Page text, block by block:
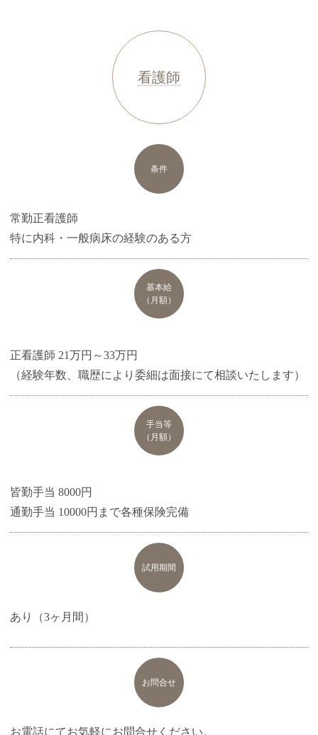
看護師
条件
常勤正看護師
特に内科・一般病床の経験のある方
基本給
（月額）
正看護師 21万円～33万円
（経験年数、職歴により委細は面接にて相談いたします）
手当等
（月額）
皆勤手当 8000円
通勤手当 10000円まで各種保険完備
試用期間
あり（3ヶ月間）
お問合せ
お電話にてお気軽にお問合せください。